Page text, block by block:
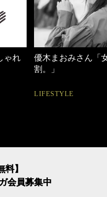
時間
40代の小顔メイク
料】
会員募集中